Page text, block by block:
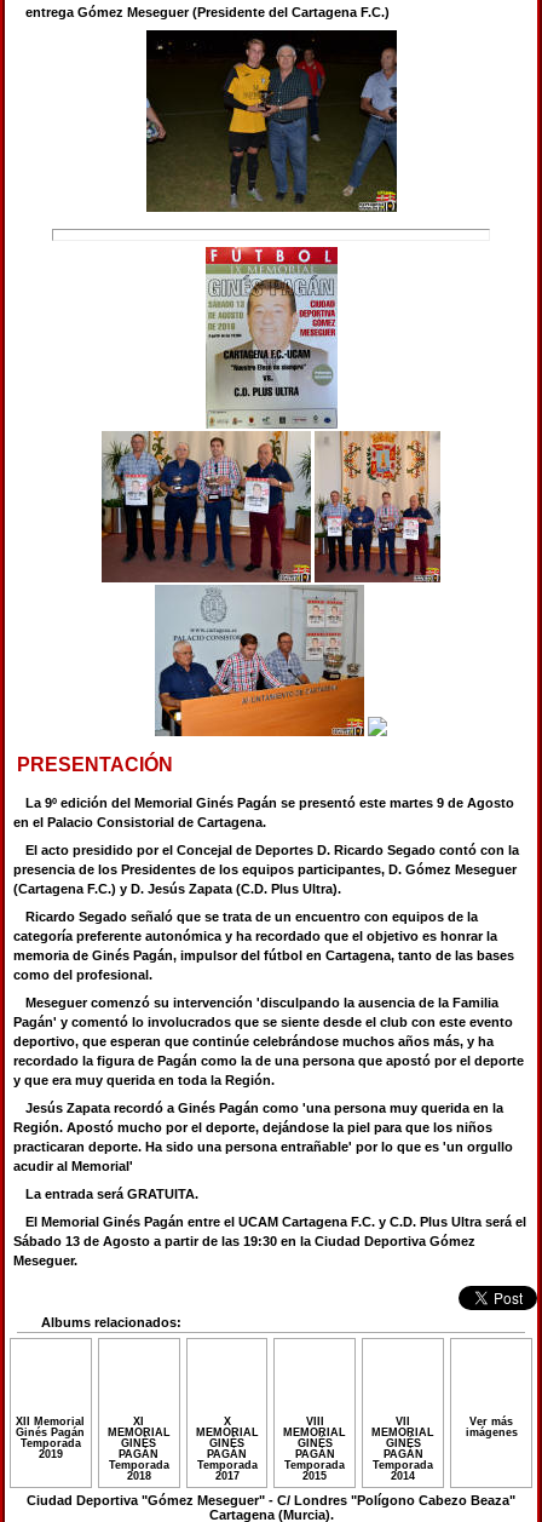
entrega Gómez Meseguer (Presidente del Cartagena F.C.)
PRESENTACIÓN
La 9º edición del Memorial Ginés Pagán se presentó este martes 9 de Agosto
en el Palacio Consistorial de Cartagena.
El acto presidido por el Concejal de Deportes D. Ricardo Segado contó con la
presencia de los Presidentes de los equipos participantes, D. Gómez Meseguer
(Cartagena F.C.) y D. Jesús Zapata (C.D. Plus Ultra).
Ricardo Segado señaló que se trata de un encuentro con equipos de la
categoría preferente autonómica y ha recordado que el objetivo es honrar la
memoria de Ginés Pagán, impulsor del fútbol en Cartagena, tanto de las bases
como del profesional.
Meseguer comenzó su intervención 'disculpando la ausencia de la Familia
Pagán' y comentó lo involucrados que se siente desde el club con este evento
deportivo, que esperan que continúe celebrándose muchos años más, y ha
recordado la figura de Pagán como la de una persona que apostó por el deporte
y que era muy querida en toda la Región.
Jesús Zapata recordó a Ginés Pagán como 'una persona muy querida en la
Región. Apostó mucho por el deporte, dejándose la piel para que los niños
practicaran deporte. Ha sido una persona entrañable' por lo que es 'un orgullo
acudir al Memorial'
La entrada será GRATUITA.
El Memorial Ginés Pagán entre el UCAM Cartagena F.C. y C.D. Plus Ultra será el
Sábado 13 de Agosto a partir de las 19:30 en la Ciudad Deportiva Gómez
Meseguer.
Albums relacionados:
XII Memorial
Ginés Pagán
Temporada
2019
XI
MEMORIAL
GINÉS
PAGÁN
Temporada
2018
X
MEMORIAL
GINÉS
PAGÁN
Temporada
2017
VIII
MEMORIAL
GINÉS
PAGÁN
Temporada
2015
VII
MEMORIAL
GINÉS
PAGÁN
Temporada
2014
Ver más
imágenes
Ciudad Deportiva "Gómez Meseguer" - C/ Londres "Polígono Cabezo Beaza"
Cartagena (Murcia).